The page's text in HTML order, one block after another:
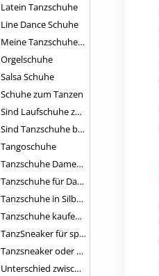
Latein Tanzschuhe
Line Dance Schuhe
Meine Tanzschuhe aufrauen, pflegen und reinigen
Orgelschuhe
Salsa Schuhe
Schuhe zum Tanzen
Sind Laufschuhe zum Tanzen geeignet?
Sind Tanzschuhe bequemer als normale Schuhe?
Tangoschuhe
Tanzschuhe Damen flach
Tanzschuhe für Damen - Standard
Tanzschuhe in Silber: Die funkelnden Stars auf dem Parkett
Tanzschuhe kaufen: Tipps für den perfekter Start auf dem Parkett
TanzSneaker für sportliche Tänzer
Tanzsneaker oder auch Dance Sneakers
Unterschied zwischen Standard- und Lateinschuhen